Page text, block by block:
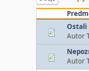
Ostali
Autor
Autor